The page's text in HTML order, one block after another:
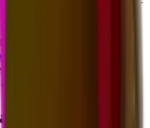
iese mai mare, pierzi
schimbul este corect.
este în avantajul tău.
nostru de
de pe ambele părți și a